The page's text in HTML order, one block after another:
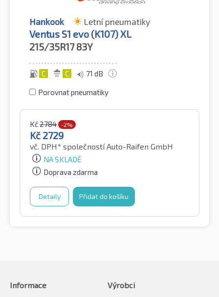
Hankook Letní pneumatiky
Ventus S1 evo (K107) XL
215/35R17 83Y
C C 71 dB
Porovnat pneumatiky
Kč2784 -2%
Kč 2729
vč. DPH* společností Auto-Raifen GmbH
NA SKLADĚ
Doprava zdarma
Detaily Přidat do košíku
Informace
Výrobci